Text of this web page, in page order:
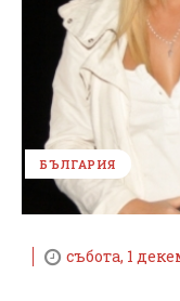
БЪЛГАРИЯ
събота, 1